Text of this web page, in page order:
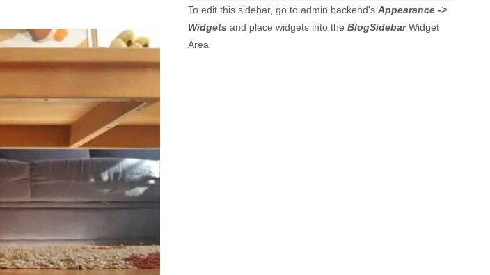
To edit this sidebar, go to admin backend's Appearance ->
Widgetsand place widgets into the BlogSidebarWidget
Area